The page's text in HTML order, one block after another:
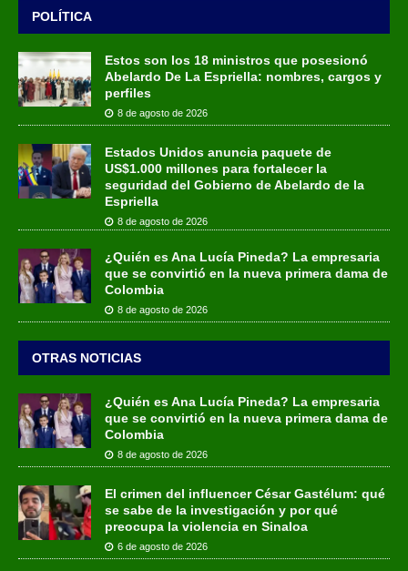
POLÍTICA
Estos son los 18 ministros que posesionó
Abelardo De La Espriella: nombres, cargos y
perfiles
8 de agosto de 2026
Estados Unidos anuncia paquete de
US$1.000 millones para fortalecer la
seguridad del Gobierno de Abelardo de la
Espriella
8 de agosto de 2026
¿Quién es Ana Lucía Pineda? La empresaria
que se convirtió en la nueva primera dama de
Colombia
8 de agosto de 2026
OTRAS NOTICIAS
¿Quién es Ana Lucía Pineda? La empresaria
que se convirtió en la nueva primera dama de
Colombia
8 de agosto de 2026
El crimen del influencer César Gastélum: qué
se sabe de la investigación y por qué
preocupa la violencia en Sinaloa
6 de agosto de 2026